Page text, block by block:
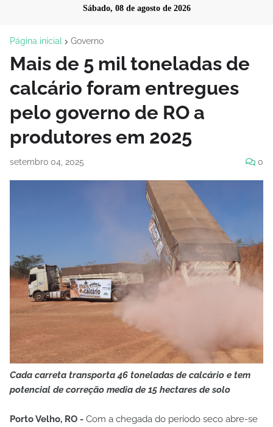
Sábado, 08 de agosto de 2026
Página inicial Governo
Mais de 5 mil toneladas de
calcário foram entregues
pelo governo de RO a
produtores em 2025
setembro 04, 2025 0
Cada carreta transporta 46 toneladas de calcário e tem
potencial de correção media de 15 hectares de solo
Porto Velho, RO - Com a chegada do período seco abre-se